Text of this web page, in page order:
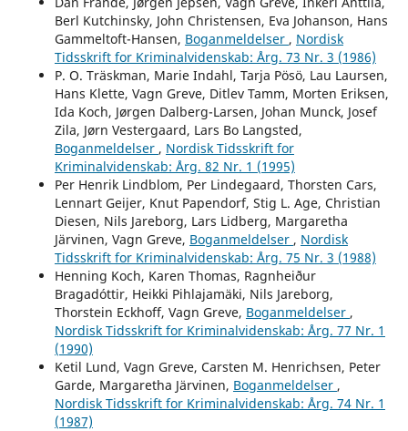
Berl Kutchinsky, John Christensen, Eva Johanson, Hans
Gammeltoft-Hansen, Boganmeldelser , Nordisk
Tidsskrift for Kriminalvidenskab: Årg. 73 Nr. 3 (1986)
P. O. Träskman, Marie Indahl, Tarja Pösö, Lau Laursen,
Hans Klette, Vagn Greve, Ditlev Tamm, Morten Eriksen,
Ida Koch, Jørgen Dalberg-Larsen, Johan Munck, Josef
Zila, Jørn Vestergaard, Lars Bo Langsted,
Boganmeldelser , Nordisk Tidsskrift for
Kriminalvidenskab: Årg. 82 Nr. 1 (1995)
Per Henrik Lindblom, Per Lindegaard, Thorsten Cars,
Lennart Geijer, Knut Papendorf, Stig L. Age, Christian
Diesen, Nils Jareborg, Lars Lidberg, Margaretha
Järvinen, Vagn Greve, Boganmeldelser , Nordisk
Tidsskrift for Kriminalvidenskab: Årg. 75 Nr. 3 (1988)
Henning Koch, Karen Thomas, Ragnheiður
Bragadóttir, Heikki Pihlajamäki, Nils Jareborg,
Thorstein Eckhoff, Vagn Greve, Boganmeldelser ,
Nordisk Tidsskrift for Kriminalvidenskab: Årg. 77 Nr. 1
(1990)
Ketil Lund, Vagn Greve, Carsten M. Henrichsen, Peter
Garde, Margaretha Järvinen, Boganmeldelser ,
Nordisk Tidsskrift for Kriminalvidenskab: Årg. 74 Nr. 1
(1987)